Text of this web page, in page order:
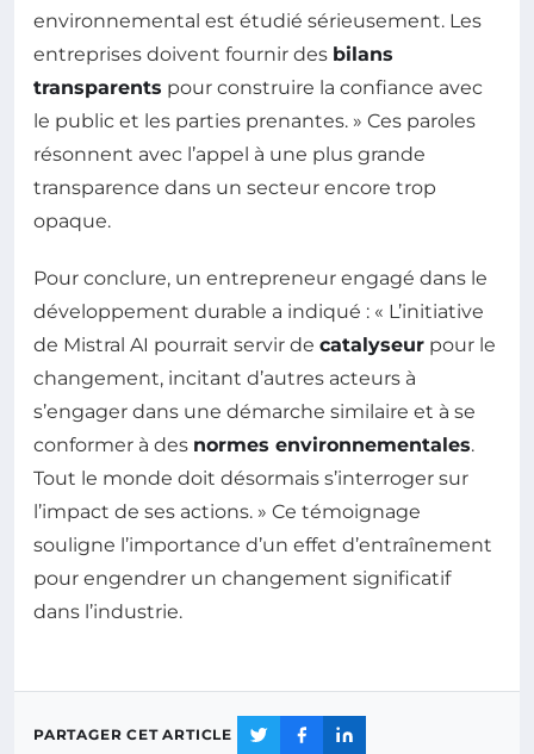
environnemental est étudié sérieusement. Les
entreprises doivent fournir des bilans
transparents pour construire la confiance avec
le public et les parties prenantes. » Ces paroles
résonnent avec l’appel à une plus grande
transparence dans un secteur encore trop
opaque.
Pour conclure, un entrepreneur engagé dans le
développement durable a indiqué : « L’initiative
de Mistral AI pourrait servir de catalyseur pour le
changement, incitant d’autres acteurs à
s’engager dans une démarche similaire et à se
conformer à des normes environnementales.
Tout le monde doit désormais s’interroger sur
l’impact de ses actions. » Ce témoignage
souligne l’importance d’un effet d’entraînement
pour engendrer un changement significatif
dans l’industrie.
PARTAGER CET ARTICLE